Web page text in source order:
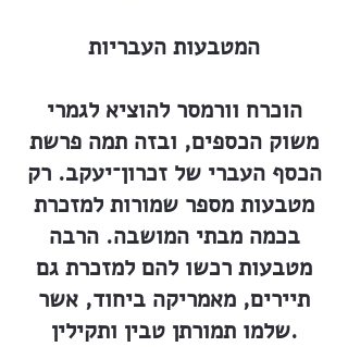
המטבעות העבריות
הוכרח וורמסר להוציא לגמרי
משוק הכספים, ובזה תמה פרשת
הכסף העברי של זכרון־יעקב. רק
מטבעות מספר שמורות למזכרת
בכמה מבתי המושבה. הרבה
מטבעות רכשו להם למזכרת גם
תיירים, מאמריקה ביחוד, אשר
שלמו תמורתן טבין ותקילין.